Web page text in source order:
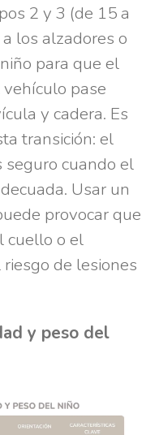
2 y 3 (de 15 a
los alzadores o
para que el
pase
y cadera. Es
transición: el
cuando el
Usar un
provocar que
cuello o el
de lesiones
y peso del